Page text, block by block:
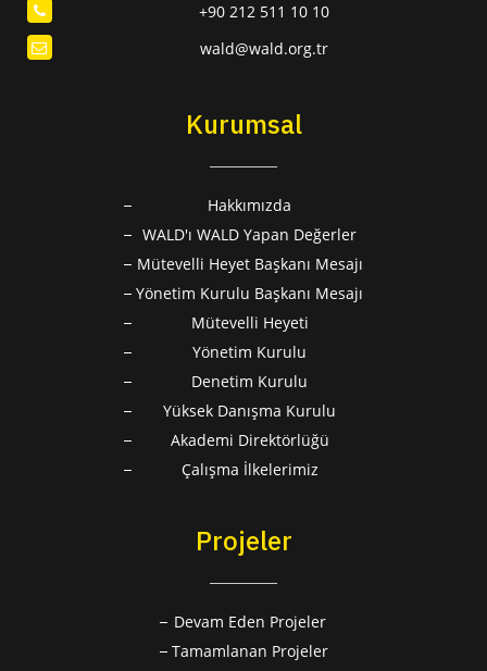
+90 212 511 10 10
wald@wald.org.tr
Kurumsal
Hakkımızda
WALD'ı WALD Yapan Değerler
Mütevelli Heyet Başkanı Mesajı
Yönetim Kurulu Başkanı Mesajı
Mütevelli Heyeti
Yönetim Kurulu
Denetim Kurulu
Yüksek Danışma Kurulu
Akademi Direktörlüğü
Çalışma İlkelerimiz
Projeler
Devam Eden Projeler
Tamamlanan Projeler